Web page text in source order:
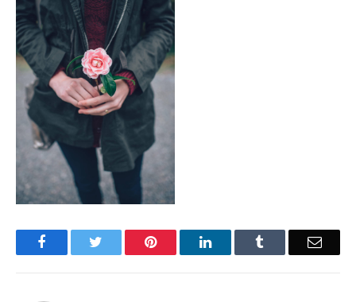
Facebook Pinterest LinkedIn Email